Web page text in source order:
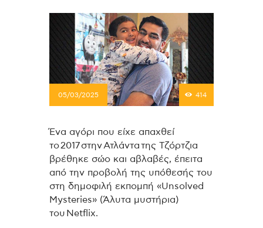
05/03/2025 414
Ένα αγόρι που είχε απαχθεί
το 2017 στην Ατλάντα της Τζόρτζια
βρέθηκε σώο και αβλαβές, έπειτα
από την προβολή της υπόθεσής του
στη δημοφιλή εκπομπή «Unsolved
Mysteries» (Άλυτα μυστήρια)
του Netflix.